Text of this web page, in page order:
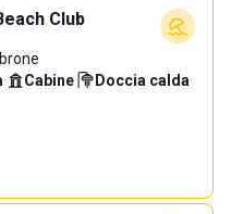
Club
· Cabine· Doccia calda·